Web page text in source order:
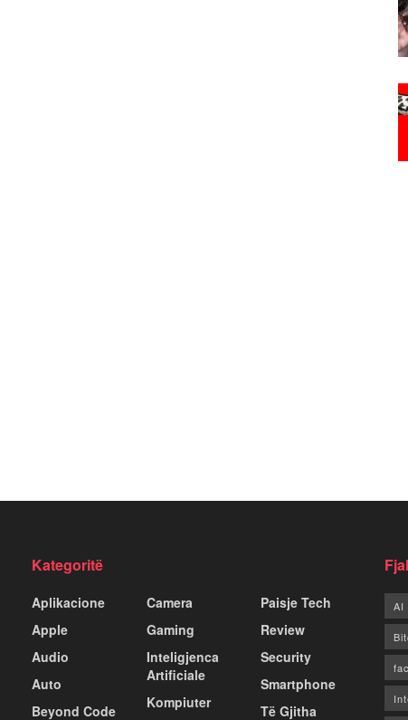
Kategoritë
Aplikacione
Apple
Audio
Auto
Beyond Code
Camera
Gaming
Inteligjenca
Artificiale
Kompiuter
Paisje Tech
Review
Security
Smartphone
Të Gjitha
AI